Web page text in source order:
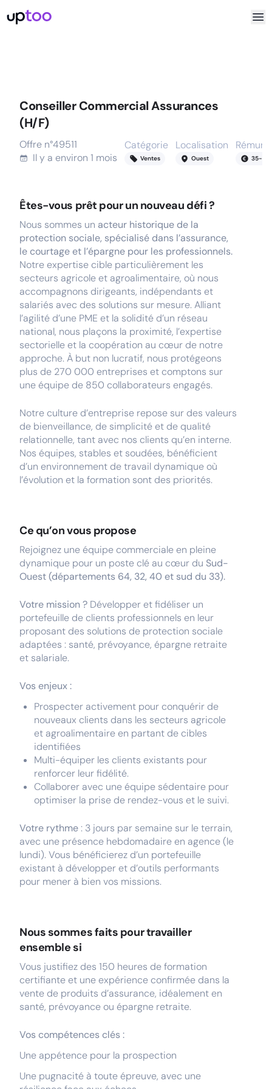
Conseiller Commercial Assurances
(H/F)
Offre n°49511
Il y a environ 1 mois
Catégorie
Ventes
Localisation
Ouest 35-
Êtes-vous prêt pour un nouveau défi ?
Nous sommes un acteur historique de la
protection sociale, spécialisé dans l’assurance,
le courtage et l’épargne pour les professionnels.
Notre expertise cible particulièrement les
secteurs agricole et agroalimentaire, où nous
accompagnons dirigeants, indépendants et
salariés avec des solutions sur mesure. Alliant
l’agilité d’une PME et la solidité d’un réseau
national, nous plaçons la proximité, l’expertise
sectorielle et la coopération au cœur de notre
approche. À but non lucratif, nous protégeons
plus de 270 000 entreprises et comptons sur
une équipe de 850 collaborateurs engagés.
Notre culture d’entreprise repose sur des valeurs
de bienveillance, de simplicité et de qualité
relationnelle, tant avec nos clients qu’en interne.
Nos équipes, stables et soudées, bénéficient
d’un environnement de travail dynamique où
l’évolution et la formation sont des priorités.
Ce qu’on vous propose
Rejoignez une équipe commerciale en pleine
dynamique pour un poste clé au cœur du Sud-
Ouest (départements 64, 32, 40 et sud du 33).
Votre mission ? Développer et fidéliser un
portefeuille de clients professionnels en leur
proposant des solutions de protection sociale
adaptées : santé, prévoyance, épargne retraite
et salariale.
Vos enjeux :
Prospecter activement pour conquérir de
nouveaux clients dans les secteurs agricole
et agroalimentaire en partant de cibles
identifiées
Multi-équiper les clients existants pour
renforcer leur fidélité.
Collaborer avec une équipe sédentaire pour
optimiser la prise de rendez-vous et le suivi.
Votre rythme: 3 jours par semaine sur le terrain,
avec une présence hebdomadaire en agence (le
lundi). Vous bénéficierez d’un portefeuille
existant à développer et d’outils performants
pour mener à bien vos missions.
Nous sommes faits pour travailler
ensemble si
Vous justifiez des 150 heures de formation
certifiante et une expérience confirmée dans la
vente de produits d’assurance, idéalement en
santé, prévoyance ou épargne retraite.
Vos compétences clés :
Une appétence pour la prospection
Une pugnacité à toute épreuve, avec une